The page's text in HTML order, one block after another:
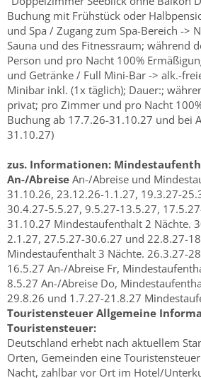
Buchung mit Frühstück oder
und Spa / Zugang zum Spa-Bereich ->
Sauna und des Fitnessraum; während
Person und pro Nacht 100%
und Getränke / Full Mini-Bar -> alk.-
Minibar inkl. (1x täglich); Dauer:;
privat; pro Zimmer und pro Nacht
Buchung ab 17.7.26-31.10.27 und bei
31.10.27)
zus. Informationen:
An-/Abreise An-/Abreise und
31.10.26, 23.12.26-1.1.27, 19.3.27-
30.4.27-5.5.27, 9.5.27-13.5.27,
31.10.27 Mindestaufenthalt 2 Nächte.
2.1.27, 27.5.27-30.6.27 und 22.8.27-
Mindestaufenthalt 3 Nächte. 26.3.27-
16.5.27 An-/Abreise Fr,
8.5.27 An-/Abreise Do,
29.8.26 und 1.7.27-21.8.27
Touristensteuer Allgemeine
Touristensteuer:
Deutschland erhebt nach aktuellem
Orten, Gemeinden eine
Nacht, zahlbar vor Ort im Hotel/